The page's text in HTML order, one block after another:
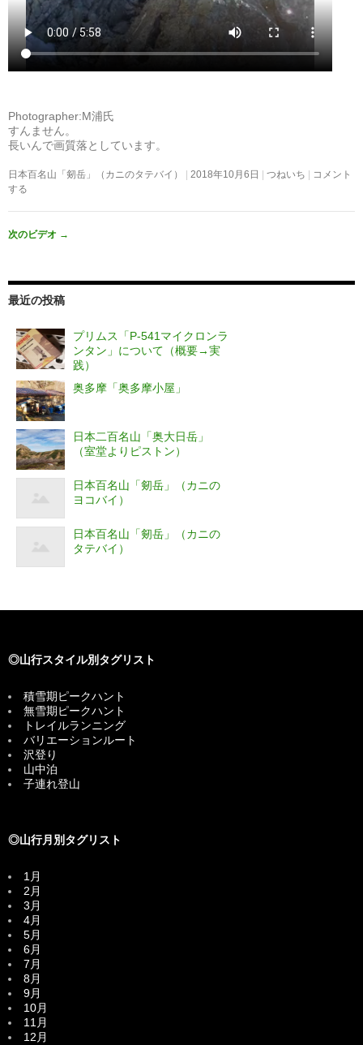
Photographer:M浦氏
すんません。
長いんで画質落としています。
日本百名山「剱岳」（カニのタテバイ） 2018年10月6日 つねいち
コメント
する
次のビデオ →
最近の投稿
プリムス「P-541マイクロンラ
ンタン」について（概要→実
践）
奥多摩「奥多摩小屋」
日本二百名山「奥大日岳」
（室堂よりピストン）
日本百名山「剱岳」（カニの
ヨコバイ）
日本百名山「剱岳」（カニの
タテバイ）
◎山行スタイル別タグリスト
積雪期ピークハント
無雪期ピークハント
トレイルランニング
バリエーションルート
沢登り
山中泊
子連れ登山
◎山行月別タグリスト
1月
2月
3月
4月
5月
6月
7月
8月
9月
10月
11月
12月